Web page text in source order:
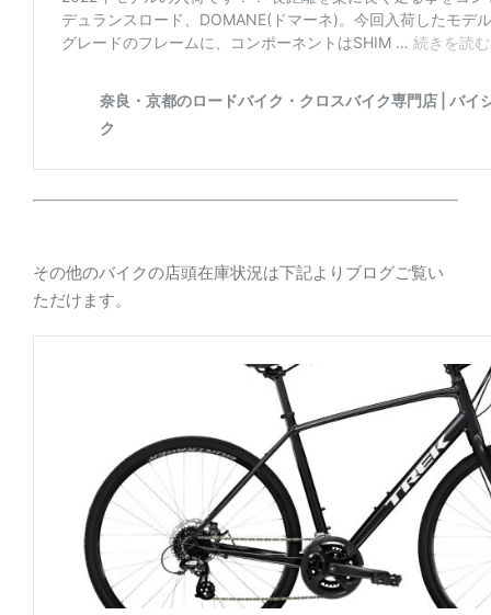
その他のバイクの店頭在庫状況は下記よりブログご覧い
ただけます。